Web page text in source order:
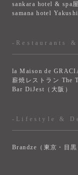
sankara hotel & spa
samana hotel
-Restaurants &
la Maison de
薪焼レストラン The
Bar DiJest（大阪）
-Lifestyle &
Brandze（東京・目黒